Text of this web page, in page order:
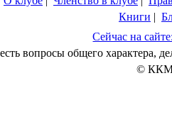
Книги |
Сейчас на
вопросы общего характера,
© ККМ